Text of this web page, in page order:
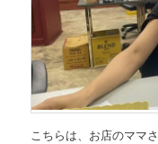
こちらは、お店のママ